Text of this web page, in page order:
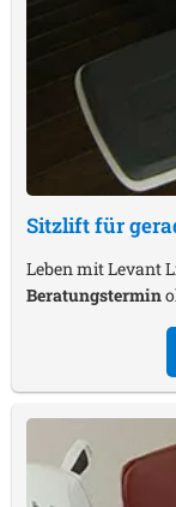
Sitzlift für
Leben mit Levant
Beratungstermin